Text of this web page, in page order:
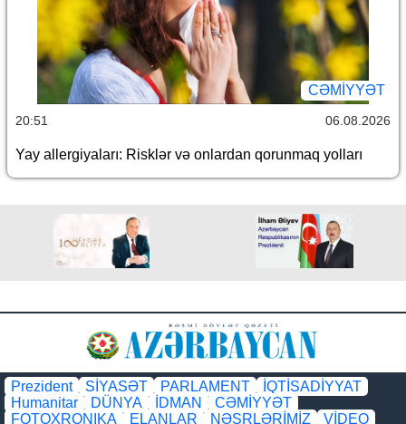
CƏMİYYƏT
20:51 06.08.2026
Yay allergiyaları: Risklər və onlardan qorunmaq yolları
Prezident SİYASƏT PARLAMENT
İQTİSADİYYAT
Humanitar
DÜNYA İDMAN
CƏMİYYƏT
FOTOXRONIKA
ELANLAR NƏŞRLƏRİMİZ VİDEO